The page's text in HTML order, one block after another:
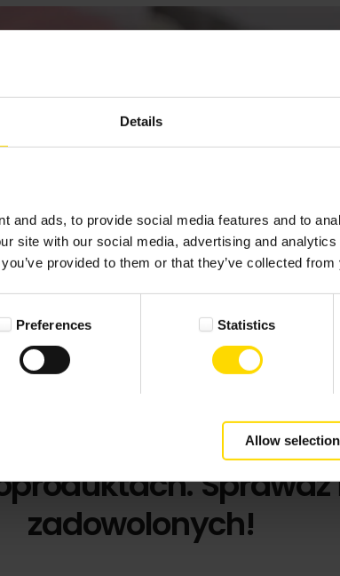
Details
and ads, to provide social media features and to
site with our social media, advertising and
provided to them or that they’ve collected
Preferences Statistics
Allow selection
Sprawdź
zadowolonych!